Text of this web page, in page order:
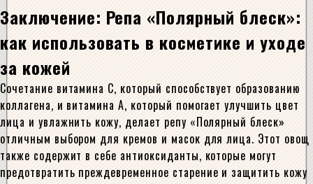
Заключение: Репа «Полярный блеск»:
как использовать в косметике и уходе
за кожей
Сочетание витамина С, который способствует образованию
коллагена, и витамина А, который помогает улучшить цвет
лица и увлажнить кожу, делает репу «Полярный блеск»
отличным выбором для кремов и масок для лица. Этот овощ
также содержит в себе антиоксиданты, которые могут
предотвратить преждевременное старение и защитить кожу